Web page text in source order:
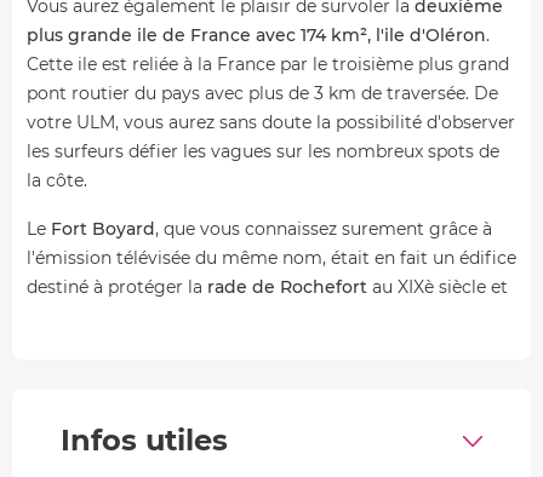
Vous aurez également le plaisir de survoler la deuxième
plus grande ile de France avec 174 km², l'ile d'Oléron.
Cette ile est reliée à la France par le troisième plus grand
pont routier du pays avec plus de 3 km de traversée. De
votre ULM, vous aurez sans doute la possibilité d'observer
les surfeurs défier les vagues sur les nombreux spots de
la côte.
Le Fort Boyard, que vous connaissez surement grâce à
l'émission télévisée du même nom, était en fait un édifice
destiné à protéger la rade de Rochefort au XIXè siècle et
à l'armée allemande pendant la Seconde Guerre
Infos utiles